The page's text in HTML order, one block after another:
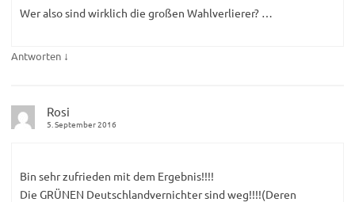
Wer also sind wirklich die großen Wahlverlierer? …
Antworten ↓
Rosi
5. September 2016
Bin sehr zufrieden mit dem Ergebnis!!!!
Die GRÜNEN Deutschlandvernichter sind weg!!!!(Deren